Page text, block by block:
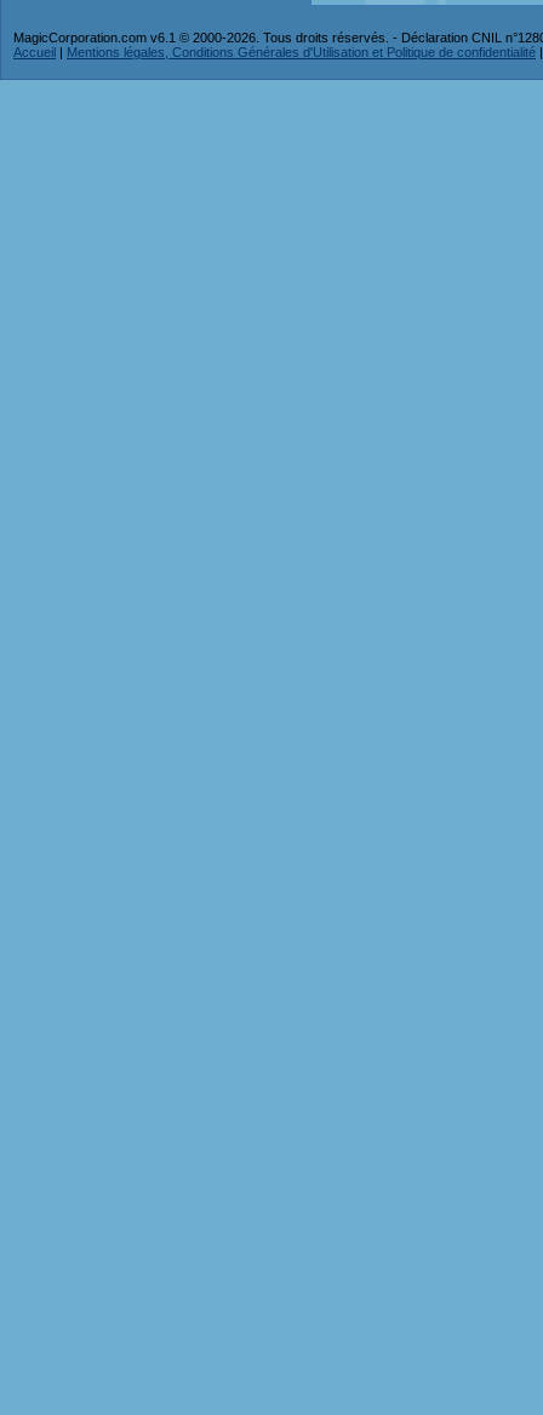
MagicCorporation.com v6.1 © 2000-2026. Tous droits réservés. - Déclaration CNIL
Accueil | Mentions légales, Conditions Générales d'Utilisation et Politique de confidentialité